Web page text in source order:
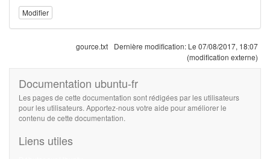
Modifier
gource.txt Dernière modification: Le 07/08/2017, 18:07
(modification externe)
Documentation ubuntu-fr
Les pages de cette documentation sont rédigées par les utilisateurs
pour les utilisateurs. Apportez-nous votre aide pour améliorer le
contenu de cette documentation.
Liens utiles